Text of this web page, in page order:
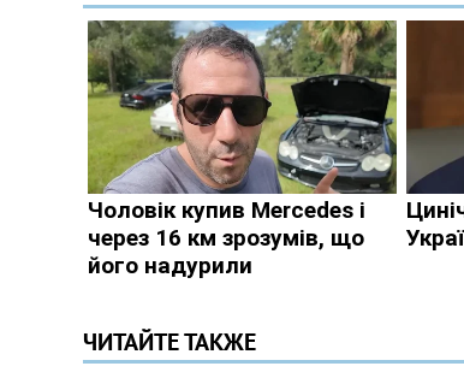
ЧИТАЙТЕ ТАКЖЕ